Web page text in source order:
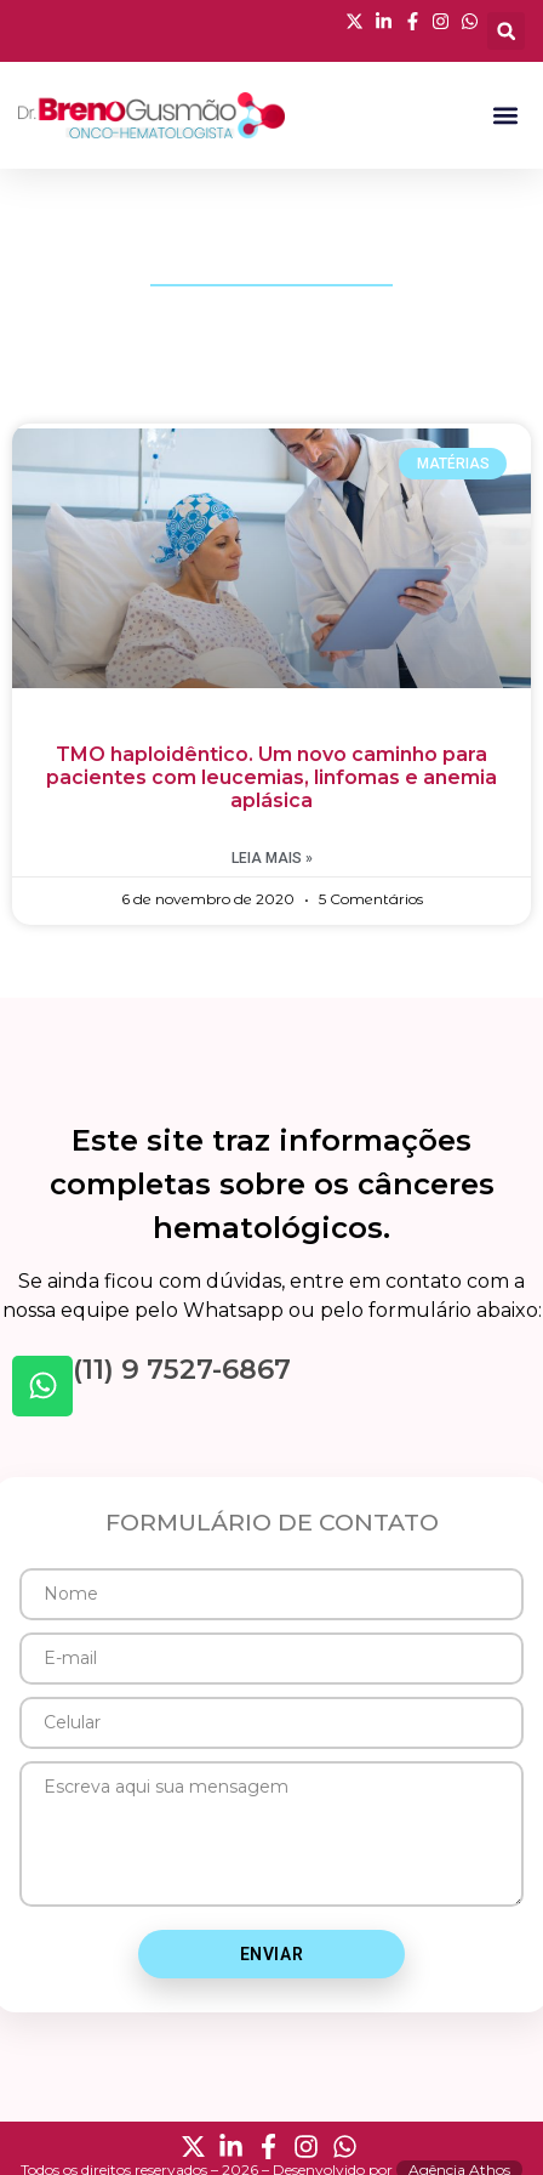
MATÉRIAS
TMO haploidêntico. Um novo caminho para
pacientes com leucemias, linfomas e anemia
aplásica
LEIA MAIS »
6 de novembro de 2020 5 Comentários
Este site traz informações
completas sobre os cânceres
hematológicos.
Se ainda ficou com dúvidas, entre em contato com a
nossa equipe pelo Whatsapp ou pelo formulário abaixo:
(11) 9 7527-6867
FORMULÁRIO DE CONTATO
Nome
mail
Celular
ENVIAR
Todos os direitos reservados – 2026 – Desenvolvido por Agência Athos